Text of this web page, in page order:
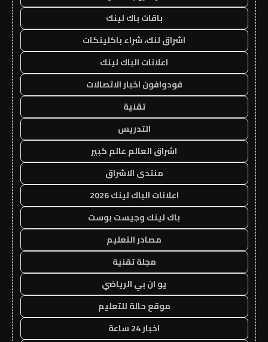
باقات باك لينك
اشراق لنك، شراء باكلينكات
اعلانات الباك لينك
فودوافون اخبار الاتصالات
تقنية
التدريس
اشراق العالم عالم كبير
منتدى الاشراق
اعلانات الباك لينك 2026
باك لينك وجيست بوست
مصادر التعليم
مجلة تقنية
يو ان بي الرياضي
موقع حالة للتعليم
اخبار 24 ساعة